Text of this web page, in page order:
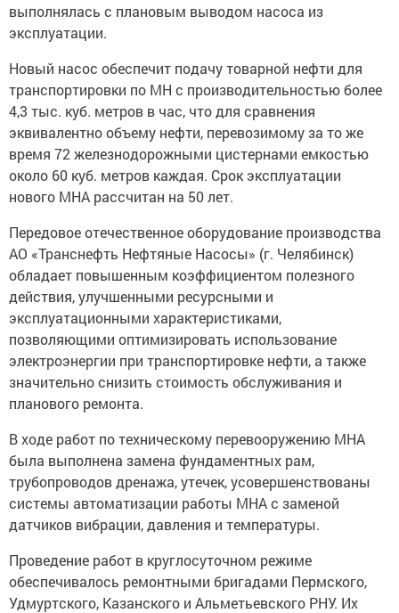
выполнялась с плановым выводом насоса из
эксплуатации.
Новый насос обеспечит подачу товарной нефти для
транспортировки по МН с производительностью более
4,3 тыс. куб. метров в час, что для сравнения
эквивалентно объему нефти, перевозимому за то же
время 72 железнодорожными цистернами емкостью
около 60 куб. метров каждая. Срок эксплуатации
нового МНА рассчитан на 50 лет.
Передовое отечественное оборудование производства
АО «Транснефть Нефтяные Насосы» (г. Челябинск)
обладает повышенным коэффициентом полезного
действия, улучшенными ресурсными и
эксплуатационными характеристиками,
позволяющими оптимизировать использование
электроэнергии при транспортировке нефти, а также
значительно снизить стоимость обслуживания и
планового ремонта.
В ходе работ по техническому перевооружению МНА
была выполнена замена фундаментных рам,
трубопроводов дренажа, утечек, усовершенствованы
системы автоматизации работы МНА с заменой
датчиков вибрации, давления и температуры.
Проведение работ в круглосуточном режиме
обеспечивалось ремонтными бригадами Пермского,
Удмуртского, Казанского и Альметьевского РНУ. Их